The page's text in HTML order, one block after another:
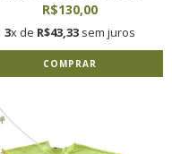
R$130,00
3x de R$43,33sem juros
COMPRAR